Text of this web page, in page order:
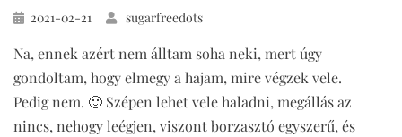
Közzétéve
2021-02-21 sugarfreedots
Na, ennek azért nem álltam soha neki, mert úgy
gondoltam, hogy elmegy a hajam, mire végzek vele.
Pedig nem. 🙂 Szépen lehet vele haladni, megállás az
nincs, nehogy leégjen, viszont borzasztó egyszerű, és